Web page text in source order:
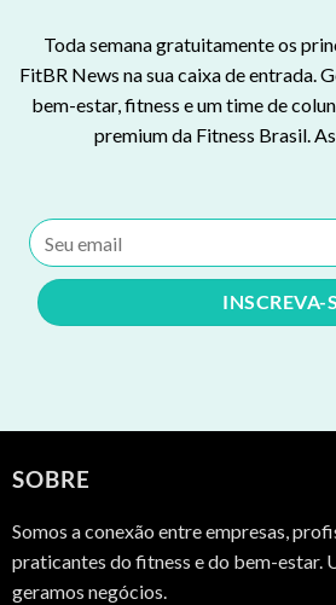
Toda semana gratuitamente os
FitBR News na sua caixa de entrada.
bem-estar, fitness e um time de
premium da Fitness Brasil.
SOBRE
Somos a conexão entre empresas,
praticantes do fitness e do bem-estar.
geramos negócios.